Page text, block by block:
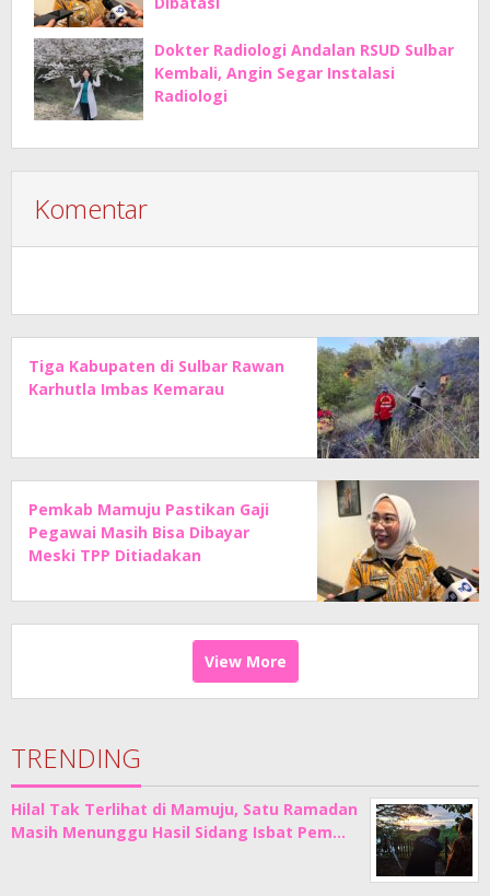
Dokter Radiologi Andalan RSUD Sulbar
Kembali, Angin Segar Instalasi
Radiologi
Komentar
Tiga Kabupaten di Sulbar Rawan
Karhutla Imbas Kemarau
Pemkab Mamuju Pastikan Gaji
Pegawai Masih Bisa Dibayar
Meski TPP Ditiadakan
View More
TRENDING
Hilal Tak Terlihat di Mamuju, Satu Ramadan
Masih Menunggu Hasil Sidang Isbat Pem…